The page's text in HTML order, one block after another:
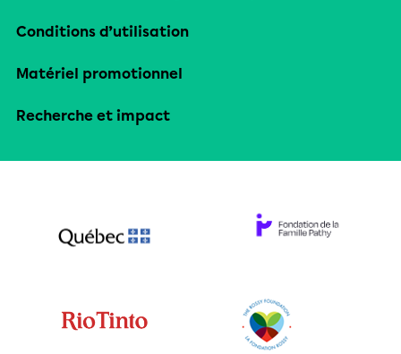
Conditions d’utilisation
Matériel promotionnel
Recherche et impact